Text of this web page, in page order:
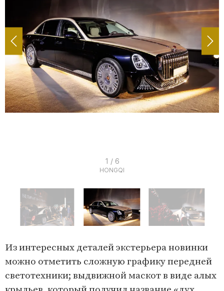
f
6
1 / 6
HONGQI
t
e
m
1
Из интересных деталей экстерьера новинки
можно отметить сложную графику передней
светотехники; выдвижной маскот в виде алых